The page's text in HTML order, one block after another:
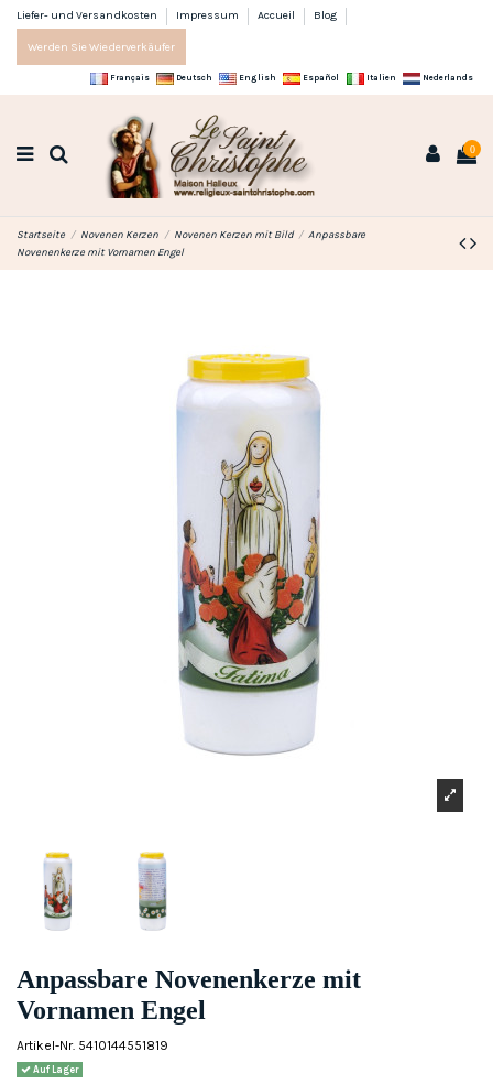
Liefer- und Versandkosten Impressum Accueil Blog
Werden Sie Wiederverkäufer
Français Deutsch English Español Italien Nederlands
0
Startseite Novenen Kerzen Novenen Kerzen mit Bild
Anpassbare
Novenenkerze mit Vornamen Engel
Anpassbare Novenenkerze mit
Vornamen Engel
Artikel-Nr. 5410144551819
Auf Lager